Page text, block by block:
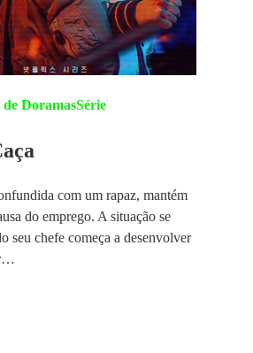
DoramasSérie
com um rapaz, mantém
do emprego. A situação se
seu chefe começa a desenvolver